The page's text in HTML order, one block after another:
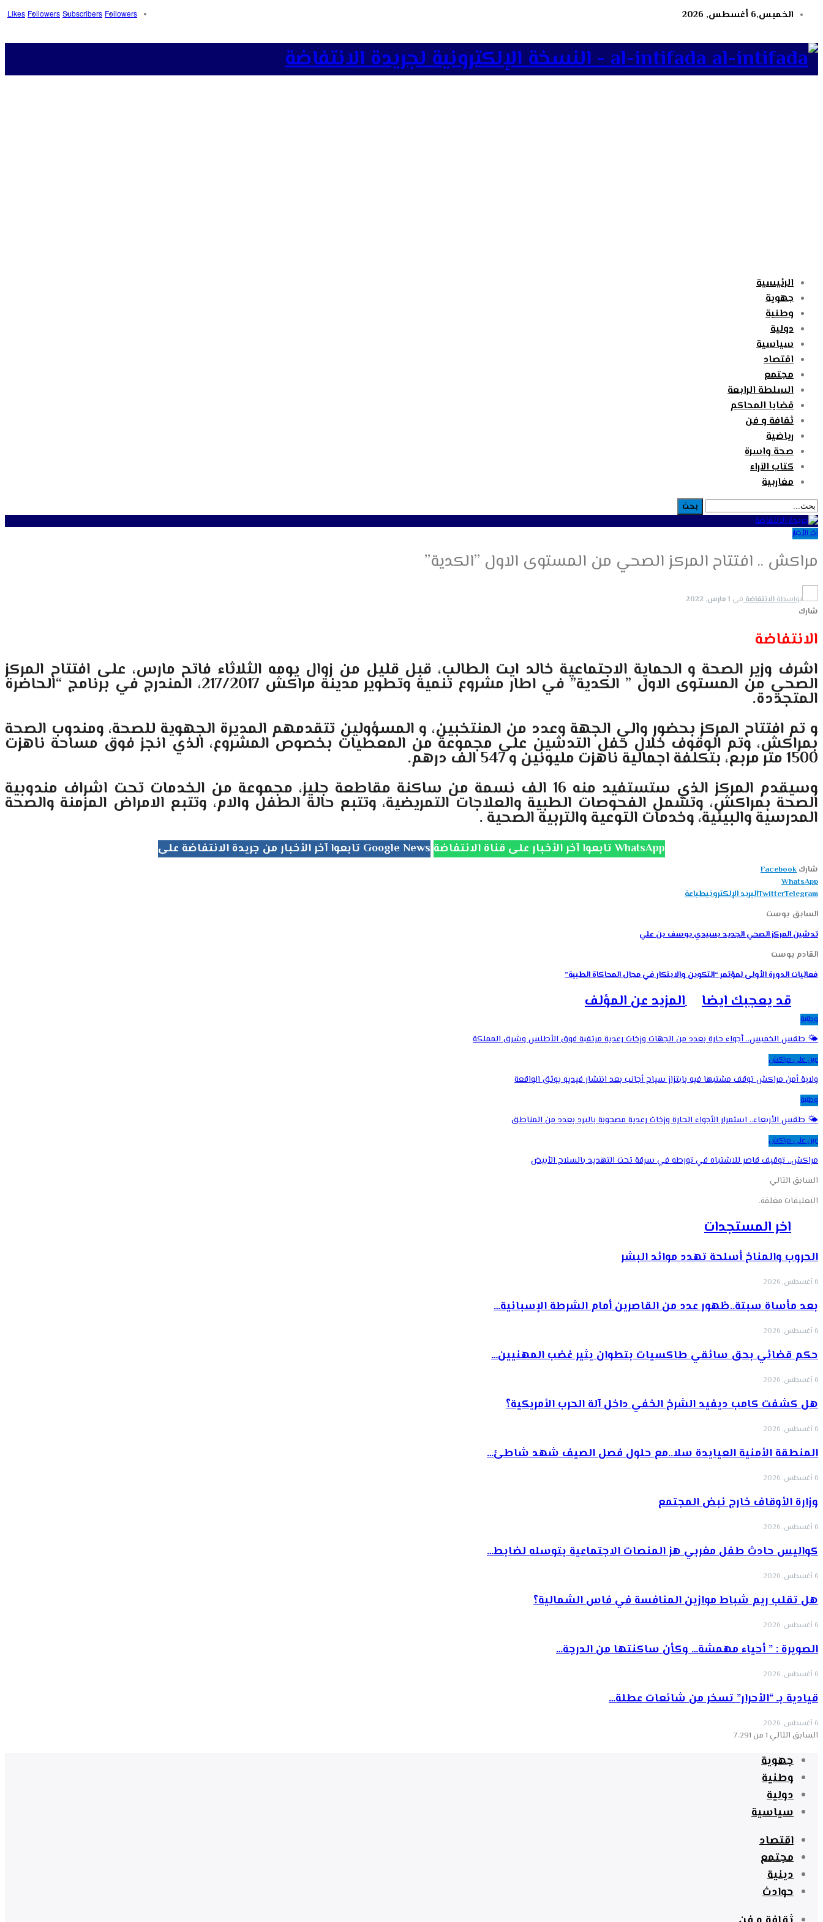
Likes Followers Subscribers Followers الخميس,6 أغسطس, 2026
al-intifada - النسخة الإلكترونية لجريدة الانتفاضة
الرئيسية
جهوية
وطنية
دولية
سياسية
اقتصاد
مجتمع
السلطة الرابعة
قضايا المحاكم
ثقافة و فن
رياضية
صحة واسرة
كتاب الآراء
مغاربية
آخر الأخبار
مراكش .. افتتاح المركز الصحي من المستوى الاول ”الكدية”
بواسطةالانتفاضة في 1 مارس, 2022
شارك
الانتفاضة
اشرف وزير الصحة و الحماية الاجتماعية خالد ايت الطالب، قبل قليل من زوال يومه الثلاثاء فاتح مارس، على افتتاح المركز
الصحي من المستوى الاول ” الكدية” في اطار مشروع تنمية وتطوير مدينة مراكش 217/2017، المندرج في برنامج “الحاضرة
المتجددة.
و تم افتتاح المركز بحضور والي الجهة وعدد من المنتخبين، و المسؤولين تتقدمهم المديرة الجهوية للصحة، ومندوب الصحة
بمراكش، وتم الوقوف خلال حفل التدشين على مجموعة من المعطيات بخصوص المشروع، الذي انجز فوق مساحة ناهزت
1500 متر مربع، بتكلفة اجمالية ناهزت مليونين و 547 الف درهم.
وسيقدم المركز الذي ستستفيد منه 16 الف نسمة من ساكنة مقاطعة جليز، مجموعة من الخدمات تحت اشراف مندوبية
الصحة بمراكش، وتشمل الفحوصات الطبية والعلاجات التمريضية، وتتبع حالة الطفل والام، وتتبع الامراض المزمنة والصحة
المدرسية والبيئية، وخدمات التوعية والتربية الصحية .
تابعوا آخر الأخبار من جريدة الانتفاضة على Google News تابعوا آخر الأخبار على قناة الانتفاضة WhatsApp
شارك Facebook
WhatsApp
TwitterTelegram البريد الإلكترونيطباعة
السابق بوست
تدشين المركز الصحي الجديد بسيدي يوسف بن علي
القادم بوست
فعاليات الدورة الأولى لمؤتمر “التكوين والابتكار في مجال المحاكاة الطبية”
قد يعجبك ايضا المزيد عن المؤلف
وطنية
🌤️ طقس الخميس.. أجواء حارة بعدد من الجهات وزخات رعدية مرتقبة فوق الأطلس وشرق المملكة
عين على مراكش
ولاية أمن مراكش توقف مشتبها فيه بابتزاز سياح أجانب بعد انتشار فيديو يوثق الواقعة
وطنية
🌤️ طقس الأربعاء.. استمرار الأجواء الحارة وزخات رعدية مصحوبة بالبرد بعدد من المناطق
عين على مراكش
مراكش.. توقيف قاصر للاشتباه في تورطه في سرقة تحت التهديد بالسلاح الأبيض
السابق التالي
التعليقات مغلقة.
اخر المستجدات
الحروب والمناخ أسلحة تهدد موائد البشر
6 أغسطس, 2026
بعد مأساة سبتة..ظهور عدد من القاصرين أمام الشرطة الإسبانية…
6 أغسطس, 2026
حكم قضائي بحق سائقي طاكسيات بتطوان يثير غضب المهنيين…
6 أغسطس, 2026
هل كشفت كامب ديفيد الشرخ الخفي داخل آلة الحرب الأمريكية؟
6 أغسطس, 2026
‏المنطقة الأمنية العيايدة سلا..مع حلول فصل الصيف شهد شاطئ…
6 أغسطس, 2026
وزارة الأوقاف خارج نبض المجتمع
6 أغسطس, 2026
كواليس حادث طفل مغربي هز المنصات الاجتماعية بتوسله لضابط…
6 أغسطس, 2026
هل تقلب ريم شباط موازين المنافسة في فاس الشمالية؟
6 أغسطس, 2026
الصويرة : ” أحياء مهمشة… وكأن ساكنتها من الدرجة…
6 أغسطس, 2026
قيادية بـ “الأحرار” تسخر من شائعات عطلة…
6 أغسطس, 2026
السابق التالي 1 من 7٬291
جهوية
وطنية
دولية
سياسية
اقتصاد
مجتمع
دينية
حوادث